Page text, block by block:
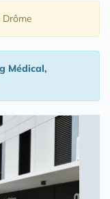
Médical,